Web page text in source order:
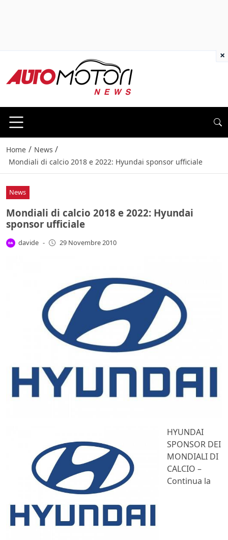
Home / News /
Mondiali di calcio 2018 e 2022: Hyundai sponsor ufficiale
News
Mondiali di calcio 2018 e 2022: Hyundai
sponsor ufficiale
davide - 29 Novembre 2010
HYUNDAI
SPONSOR DEI
MONDIALI DI
CALCIO –
Continua la
×